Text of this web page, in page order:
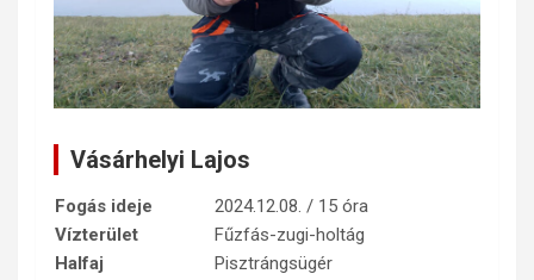
Vásárhelyi Lajos
Fogás ideje
2024.12.08. / 15 óra
Vízterület
Fűzfás-zugi-holtág
Halfaj
Pisztrángsügér